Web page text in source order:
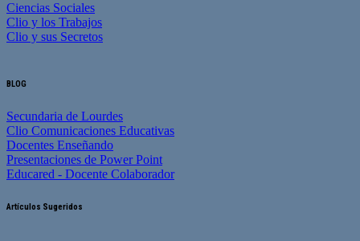
Ciencias Sociales
Clio y los Trabajos
Clio y sus Secretos
BLOG
Secundaria de Lourdes
Clio Comunicaciones Educativas
Docentes Enseñando
Presentaciones de Power Point
Educared - Docente Colaborador
Artículos Sugeridos